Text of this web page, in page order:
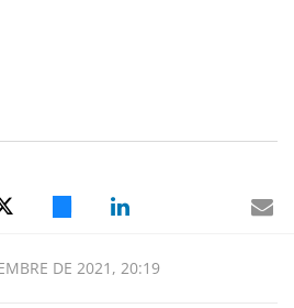
DE 2021, 20:19